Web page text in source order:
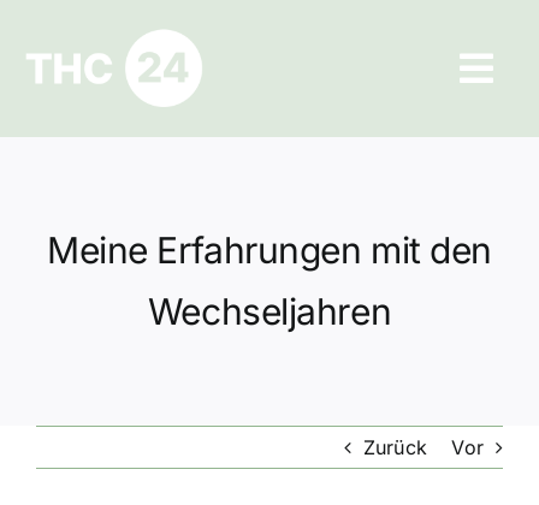
springen
Ratgeber
Meine Erfahrungen mit den
Wechseljahren
Zurück Vor